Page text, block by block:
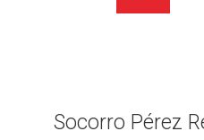
Socorro Pérez